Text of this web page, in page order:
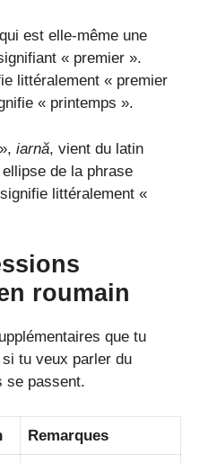
est elle-même une
« premier ».
littéralement « premier
« printemps ».
iarnă, vient du latin
ellipse de la phrase
littéralement «
roumain
que tu
tu veux parler du
se passent.
Remarques